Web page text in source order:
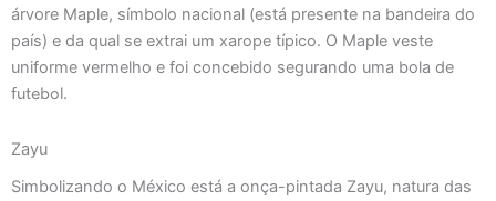
árvore Maple, símbolo nacional (está presente na bandeira do
país) e da qual se extrai um xarope típico. O Maple veste
uniforme vermelho e foi concebido segurando uma bola de
futebol.
Zayu
Simbolizando o México está a onça-pintada Zayu, natura das